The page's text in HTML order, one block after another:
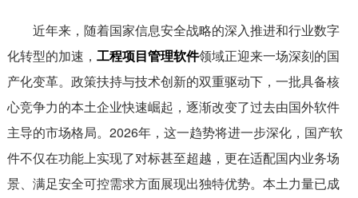
近年来，随着国家信息安全战略的深入推进和行业数字
化转型的加速， 工程项目管理软件领域正迎来一场深刻的国
产化变革。政策扶持与技术创新的双重驱动下，一批具备核
心竞争力的本土企业快速崛起，逐渐改变了过去由国外软件
主导的市场格局。2026年，这一趋势将进一步深化，国产软
件不仅在功能上实现了对标甚至超越，更在适配国内业务场
景、满足安全可控需求方面展现出独特优势。本土力量已成